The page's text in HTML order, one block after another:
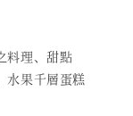
料理、甜點
水果千層蛋糕